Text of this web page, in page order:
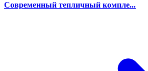
Современный тепличный компле...